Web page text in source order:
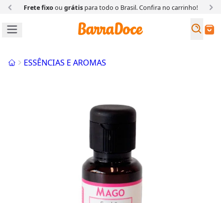
Frete fixoou grátispara todo o Brasil. Confira no carrinho!
Buscar
InícioESSÊNCIAS E AROMAS